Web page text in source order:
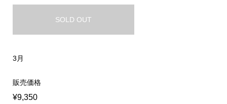
SOLD OUT
3月
販売価格
¥9,350